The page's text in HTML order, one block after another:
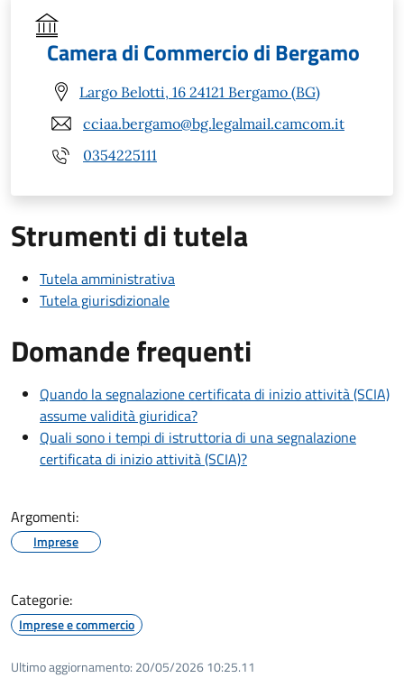
Camera di Commercio di Bergamo
Largo Belotti, 16 24121 Bergamo (BG)
cciaa.bergamo@bg.legalmail.camcom.it
0354225111
Strumenti di tutela
Tutela amministrativa
Tutela giurisdizionale
Domande frequenti
Quando la segnalazione certificata di inizio attività (SCIA)
assume validità giuridica?
Quali sono i tempi di istruttoria di una segnalazione
certificata di inizio attività (SCIA)?
Argomenti:
Imprese
Categorie:
Imprese e commercio
Ultimo aggiornamento: 20/05/2026 10:25.11